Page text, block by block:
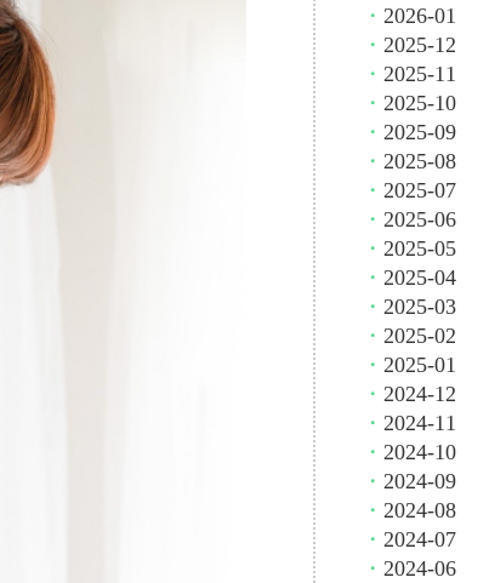
・ 2026-01
・ 2025-12
・ 2025-11
・ 2025-10
・ 2025-09
・ 2025-08
・ 2025-07
・ 2025-06
・ 2025-05
・ 2025-04
・ 2025-03
・ 2025-02
・ 2025-01
・ 2024-12
・ 2024-11
・ 2024-10
・ 2024-09
・ 2024-08
・ 2024-07
・ 2024-06